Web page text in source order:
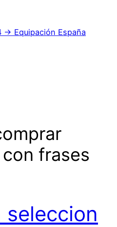
→ Equipación España
frases
seleccion